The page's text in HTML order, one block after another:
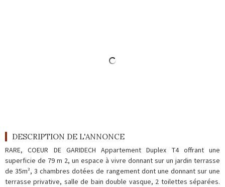
DESCRIPTION DE L'ANNONCE
RARE, COEUR DE GARIDECH Appartement Duplex T4 offrant une
superficie de 79 m 2, un espace à vivre donnant sur un jardin terrasse
de 35m², 3 chambres dotées de rangement dont une donnant sur une
terrasse privative, salle de bain double vasque, 2 toilettes séparées.